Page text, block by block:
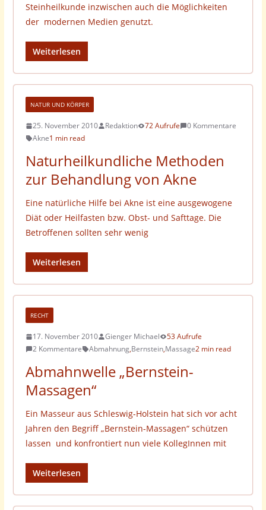
Steinheilkunde inzwischen auch die Möglichkeiten
der modernen Medien genutzt.
Weiterlesen
NATUR UND KÖRPER
25. November 2010 Redaktion 72 Aufrufe
0 Kommentare
Akne1 min read
Naturheilkundliche Methoden
zur Behandlung von Akne
Eine natürliche Hilfe bei Akne ist eine ausgewogene
Diät oder Heilfasten bzw. Obst- und Safttage. Die
Betroffenen sollten sehr wenig
Weiterlesen
RECHT
17. November 2010 Gienger Michael
53 Aufrufe
2 Kommentare
Abmahnung,Bernstein,Massage2 min read
Abmahnwelle „Bernstein-
Massagen“
Ein Masseur aus Schleswig-Holstein hat sich vor acht
Jahren den Begriff „Bernstein-Massagen“ schützen
lassen und konfrontiert nun viele KollegInnen mit
Weiterlesen